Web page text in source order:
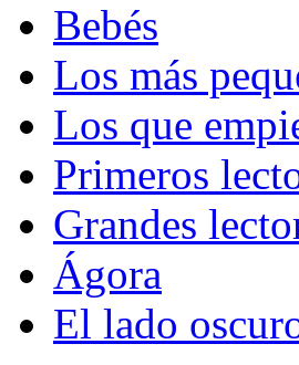
Bebés
Los más
Los que
Primeros
Grandes
Ágora
El lado